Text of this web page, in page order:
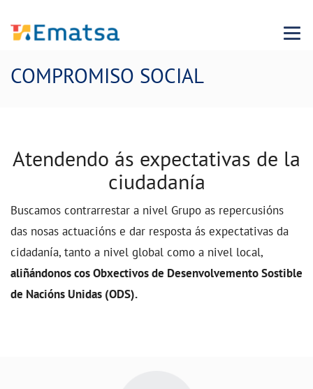
Menu
COMPROMISO SOCIAL
Atendendo ás expectativas de la
ciudadanía
Buscamos contrarrestar a nivel Grupo as repercusións
das nosas actuacións e dar resposta ás expectativas da
cidadanía, tanto a nivel global como a nivel local,
aliñándonos cos Obxectivos de Desenvolvemento Sostible
de Nacións Unidas (ODS).